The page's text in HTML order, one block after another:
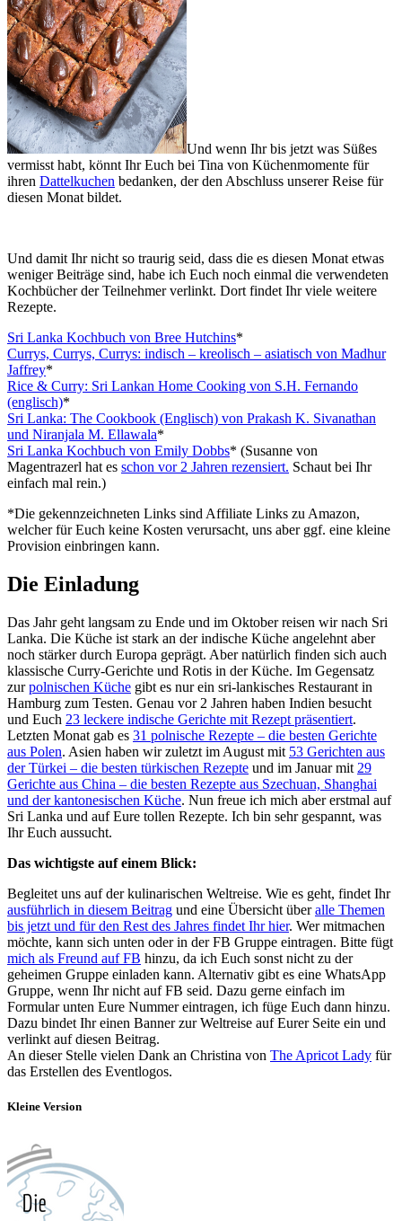
Und wenn Ihr bis jetzt was Süßes
vermisst habt, könnt Ihr Euch bei Tina von Küchenmomente für
ihren Dattelkuchen bedanken, der den Abschluss unserer Reise für
diesen Monat bildet.
Und damit Ihr nicht so traurig seid, dass die es diesen Monat etwas
weniger Beiträge sind, habe ich Euch noch einmal die verwendeten
Kochbücher der Teilnehmer verlinkt. Dort findet Ihr viele weitere
Rezepte.
Sri Lanka Kochbuch von Bree Hutchins*
Currys, Currys, Currys: indisch – kreolisch – asiatisch von Madhur
Jaffrey*
Rice & Curry: Sri Lankan Home Cooking von S.H. Fernando
(englisch)*
Sri Lanka: The Cookbook (Englisch) von Prakash K. Sivanathan
und Niranjala M. Ellawala*
Sri Lanka Kochbuch von Emily Dobbs* (Susanne von
Magentrazerl hat es schon vor 2 Jahren rezensiert. Schaut bei Ihr
einfach mal rein.)
*Die gekennzeichneten Links sind Affiliate Links zu Amazon,
welcher für Euch keine Kosten verursacht, uns aber ggf. eine kleine
Provision einbringen kann.
Die Einladung
Das Jahr geht langsam zu Ende und im Oktober reisen wir nach Sri
Lanka. Die Küche ist stark an der indische Küche angelehnt aber
noch stärker durch Europa geprägt. Aber natürlich finden sich auch
klassische Curry-Gerichte und Rotis in der Küche. Im Gegensatz
zurpolnischen Küche gibt es nur ein sri-lankisches Restaurant in
Hamburg zum Testen. Genau vor 2 Jahren haben Indien besucht
und Euch 23 leckere indische Gerichte mit Rezept präsentiert.
Letzten Monat gab es 31 polnische Rezepte – die besten Gerichte
aus Polen. Asien haben wir zuletzt im August mit 53 Gerichten aus
der Türkei – die besten türkischen Rezepte und im Januar mit 29
Gerichte aus China – die besten Rezepte aus Szechuan, Shanghai
und der kantonesischen Küche. Nun freue ich mich aber erstmal auf
Sri Lanka und auf Eure tollen Rezepte. Ich bin sehr gespannt, was
Ihr Euch aussucht.
Das wichtigste auf einem Blick:
Begleitet uns auf der kulinarischen Weltreise. Wie es geht, findet Ihr
ausführlich in diesem Beitrag und eine Übersicht überalle Themen
bis jetzt und für den Rest des Jahres findet Ihr hier. Wer mitmachen
möchte, kann sich unten oder in der FB Gruppe eintragen. Bitte fügt
mich als Freund auf FB hinzu, da ich Euch sonst nicht zu der
geheimen Gruppe einladen kann. Alternativ gibt es eine WhatsApp
Gruppe, wenn Ihr nicht auf FB seid. Dazu gerne einfach im
Formular unten Eure Nummer eintragen, ich füge Euch dann hinzu.
Dazu bindet Ihr einen Banner zur Weltreise auf Eurer Seite ein und
verlinkt auf diesen Beitrag.
An dieser Stelle vielen Dank an Christina von The Apricot Lady für
das Erstellen des Eventlogos.
Kleine Version